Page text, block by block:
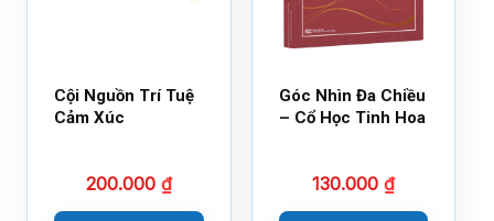
Cội Nguồn Trí Tuệ
Cảm Xúc
200.000 ₫
Góc Nhìn Đa Chiều
– Cổ Học Tinh Hoa
130.000 ₫